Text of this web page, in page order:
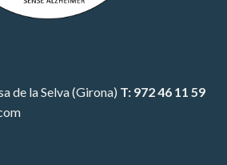
de la Selva (Girona) T: 972 46 11 59